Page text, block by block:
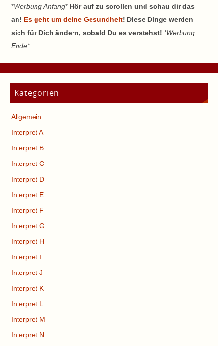
*Werbung Anfang* Hör auf zu scrollen und schau dir das
an! Es geht um deine Gesundheit! Diese Dinge werden
sich für Dich ändern, sobald Du es verstehst! *Werbung
Ende*
Kategorien
Allgemein
Interpret A
Interpret B
Interpret C
Interpret D
Interpret E
Interpret F
Interpret G
Interpret H
Interpret I
Interpret J
Interpret K
Interpret L
Interpret M
Interpret N